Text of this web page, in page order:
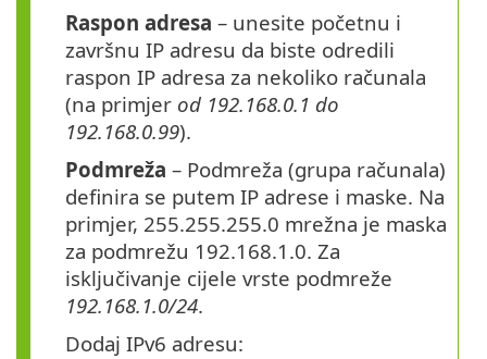
Raspon adresa – unesite početnu i
završnu IP adresu da biste odredili
raspon IP adresa za nekoliko računala
(na primjer od 192.168.0.1 do
192.168.0.99).
Podmreža – Podmreža (grupa računala)
definira se putem IP adrese i maske. Na
primjer, 255.255.255.0 mrežna je maska
za podmrežu 192.168.1.0. Za
isključivanje cijele vrste podmreže
192.168.1.0/24.
Dodaj IPv6 adresu: